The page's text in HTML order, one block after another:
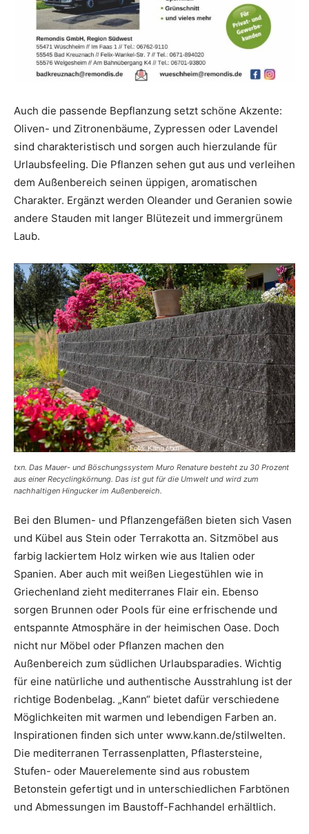
Auch die passende Bepflanzung setzt schöne Akzente:
Oliven- und Zitronenbäume, Zypressen oder Lavendel
sind charakteristisch und sorgen auch hierzulande für
Urlaubsfeeling. Die Pflanzen sehen gut aus und verleihen
dem Außenbereich seinen üppigen, aromatischen
Charakter. Ergänzt werden Oleander und Geranien sowie
andere Stauden mit langer Blütezeit und immergrünem
Laub.
txn. Das Mauer- und Böschungssystem Muro Renature besteht zu 30 Prozent
aus einer Recyclingkörnung. Das ist gut für die Umwelt und wird zum
nachhaltigen Hingucker im Außenbereich.
Bei den Blumen- und Pflanzengefäßen bieten sich Vasen
und Kübel aus Stein oder Terrakotta an. Sitzmöbel aus
farbig lackiertem Holz wirken wie aus Italien oder
Spanien. Aber auch mit weißen Liegestühlen wie in
Griechenland zieht mediterranes Flair ein. Ebenso
sorgen Brunnen oder Pools für eine erfrischende und
entspannte Atmosphäre in der heimischen Oase. Doch
nicht nur Möbel oder Pflanzen machen den
Außenbereich zum südlichen Urlaubsparadies. Wichtig
für eine natürliche und authentische Ausstrahlung ist der
richtige Bodenbelag. „Kann“ bietet dafür verschiedene
Möglichkeiten mit warmen und lebendigen Farben an.
Inspirationen finden sich unter www.kann.de/stilwelten.
Die mediterranen Terrassenplatten, Pflastersteine,
Stufen- oder Mauerelemente sind aus robustem
Betonstein gefertigt und in unterschiedlichen Farbtönen
und Abmessungen im Baustoff-Fachhandel erhältlich.